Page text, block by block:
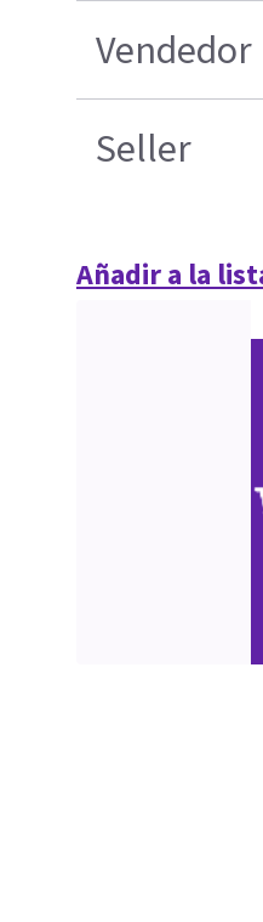
Vendedor
Seller
Añadir a la